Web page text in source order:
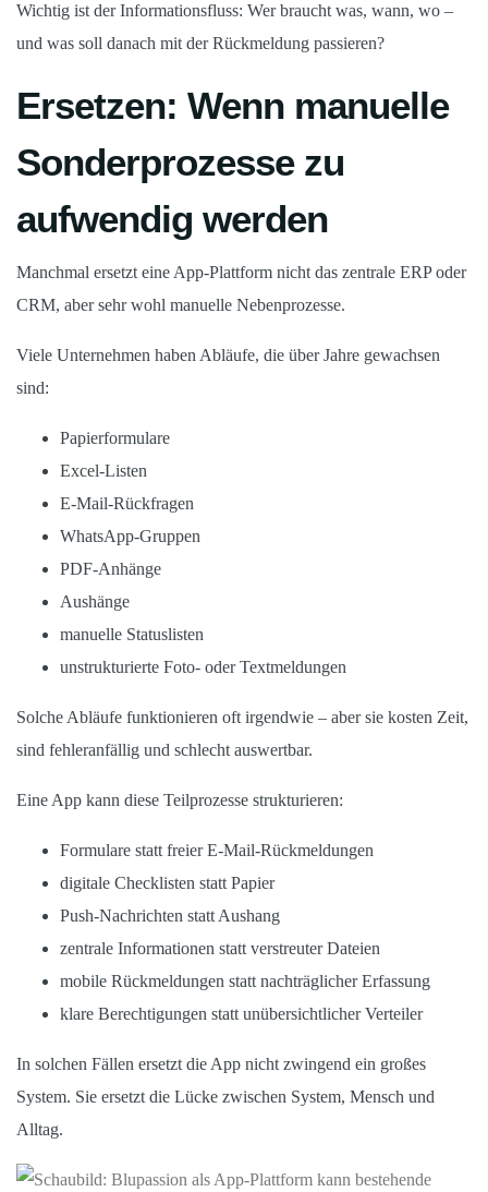
Wichtig ist der Informationsfluss: Wer braucht was, wann, wo –
und was soll danach mit der Rückmeldung passieren?
Ersetzen: Wenn manuelle
Sonderprozesse zu
aufwendig werden
Manchmal ersetzt eine App-Plattform nicht das zentrale ERP oder
CRM, aber sehr wohl manuelle Nebenprozesse.
Viele Unternehmen haben Abläufe, die über Jahre gewachsen
sind:
Papierformulare
Excel-Listen
E-Mail-Rückfragen
WhatsApp-Gruppen
PDF-Anhänge
Aushänge
manuelle Statuslisten
unstrukturierte Foto- oder Textmeldungen
Solche Abläufe funktionieren oft irgendwie – aber sie kosten Zeit,
sind fehleranfällig und schlecht auswertbar.
Eine App kann diese Teilprozesse strukturieren:
Formulare statt freier E-Mail-Rückmeldungen
digitale Checklisten statt Papier
Push-Nachrichten statt Aushang
zentrale Informationen statt verstreuter Dateien
mobile Rückmeldungen statt nachträglicher Erfassung
klare Berechtigungen statt unübersichtlicher Verteiler
In solchen Fällen ersetzt die App nicht zwingend ein großes
System. Sie ersetzt die Lücke zwischen System, Mensch und
Alltag.